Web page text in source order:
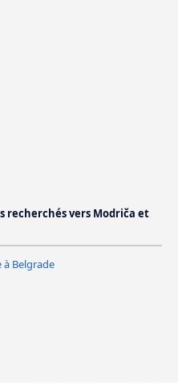
recherchés vers Modriča et
à Belgrade